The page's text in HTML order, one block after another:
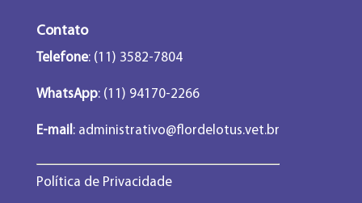
Contato
Telefone: (11) 3582-7804
WhatsApp: (11) 94170-2266
E-mail :administrativo@flordelotus.vet.br
Política de Privacidade